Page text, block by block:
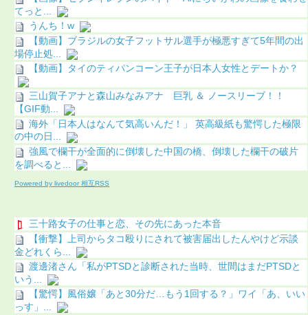
てっと...
うんち！w
【動画】ブラジルの女子フットサル選手が極悪すぎて5年間の出
場停止処...
【動画】タイのティパンコーン王子が日本人女性とデートか？
三山賀子アナと森山みなみアナ 巨乳 ＆ ノースリーブ！！
【GIF動...
海外「日本人はなんて気高いんだ！」 英高級紙も驚愕した極限
の中の日...
強風で欄干が全面的に倒壊した中国の橋、倒壊した欄干の破片
を調べると...
Powered by livedoor 相互RSS
三十路女子の仕事と恋、その先にあった本音
【衝撃】上司からタコ殴りにされて被害届出したんやけど示談
金どれくら...
渡邊渚さん「私がPTSDと診断された当時、世間はまだPTSDと
いう...
【驚愕】風俗嬢「あと30分だ…もう1回する？」ワイ「あ、いい
っす」...